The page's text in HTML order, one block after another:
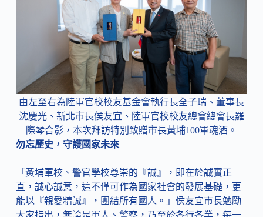
由左至右為陸軍官校校友基金會執行長全子瑞、董事長
沈慶光、新北市長侯友宜、陸軍官校校友總會總會長羅
際琴合影，本次拜訪特別致贈市長黃埔100軍魂酒。
勿忘歷史，守護國家未來
「黃埔軍校、警官學校尊崇的『誠』，即在於誠實正
直，誠心誠意，這不僅可作為國家社會的發展基礎，更
能以『親愛精誠』，團結所有國人。」侯友宜市長勉勵
大家指出，無論是軍人、警察，乃至於各行各業，每一